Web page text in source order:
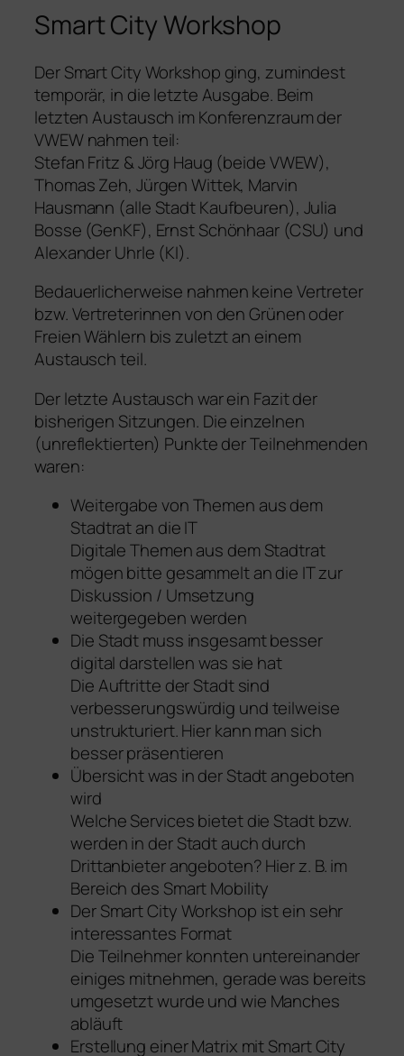
Smart City Workshop
Der Smart City Workshop ging, zumindest
temporär, in die letzte Ausgabe. Beim
letzten Austausch im Konferenzraum der
VWEW nahmen teil:
Stefan Fritz & Jörg Haug (beide VWEW),
Thomas Zeh, Jürgen Wittek, Marvin
Hausmann (alle Stadt Kaufbeuren), Julia
Bosse (GenKF), Ernst Schönhaar (CSU) und
Alexander Uhrle (KI).
Bedauerlicherweise nahmen keine Vertreter
bzw. Vertreterinnen von den Grünen oder
Freien Wählern bis zuletzt an einem
Austausch teil.
Der letzte Austausch war ein Fazit der
bisherigen Sitzungen. Die einzelnen
(unreflektierten) Punkte der Teilnehmenden
waren:
Weitergabe von Themen aus dem
Stadtrat an die IT
Digitale Themen aus dem Stadtrat
mögen bitte gesammelt an die IT zur
Diskussion / Umsetzung
weitergegeben werden
Die Stadt muss insgesamt besser
digital darstellen was sie hat
Die Auftritte der Stadt sind
verbesserungswürdig und teilweise
unstrukturiert. Hier kann man sich
besser präsentieren
Übersicht was in der Stadt angeboten
wird
Welche Services bietet die Stadt bzw.
werden in der Stadt auch durch
Drittanbieter angeboten? Hier z. B. im
Bereich des Smart Mobility
Der Smart City Workshop ist ein sehr
interessantes Format
Die Teilnehmer konnten untereinander
einiges mitnehmen, gerade was bereits
umgesetzt wurde und wie Manches
abläuft
Erstellung einer Matrix mit Smart City